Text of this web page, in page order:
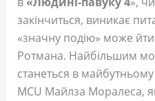
закінчиться, виникає
«значну подію» може
Ротмана. Найбільшим
станеться в
MCU Майлза Моралеса,